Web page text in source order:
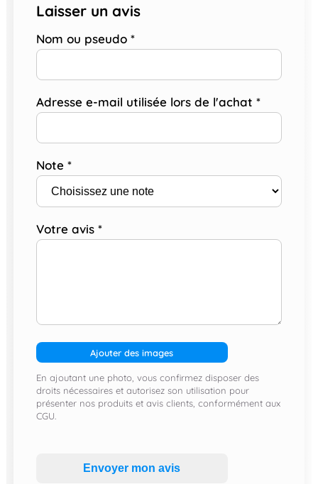
Laisser un avis
Nom ou pseudo *
Adresse e-mail utilisée lors de l'achat *
Note *
Votre avis *
Ajouter des images
En ajoutant une photo, vous confirmez disposer des
droits nécessaires et autorisez son utilisation pour
présenter nos produits et avis clients, conformément aux
CGU.
Envoyer mon avis